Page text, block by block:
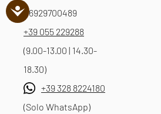
06929700489
+39 055 229288
(9.00-13.00 | 14.30-
18.30)
+39 328 8224180
(Solo WhatsApp)